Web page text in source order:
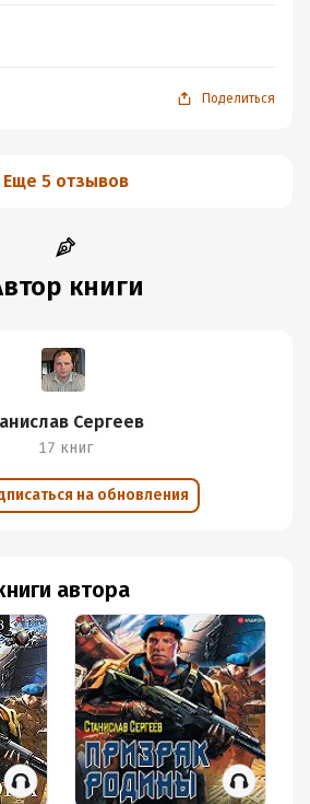
Поделиться
Еще 5 отзывов
книги
Сергеев
17 книг
на обновления
автора